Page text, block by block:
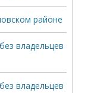
районе
владельцев
владельцев